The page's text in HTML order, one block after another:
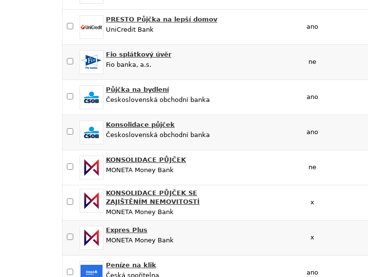
PRESTO Půjčka na lepší domov
UniCredit Bank
ano
Fio splátkový úvěr
Fio banka, a.s.
ne
Půjčka na bydlení
Československá obchodní banka
ano
Konsolidace půjček
Československá obchodní banka
ano
KONSOLIDACE PŮJČEK
MONETA Money Bank
ne
KONSOLIDACE PŮJČEK SE
ZAJIŠTĚNÍM NEMOVITOSTÍ
MONETA Money Bank
x
Expres Plus
MONETA Money Bank
x
Peníze na klik
Česká spořitelna
ano